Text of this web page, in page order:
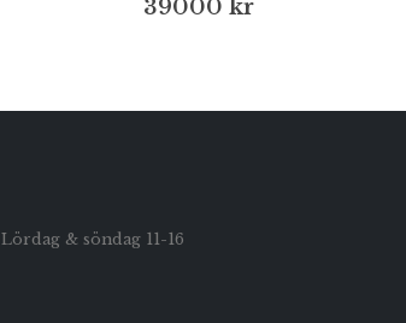
39000 kr
& söndag 11-16